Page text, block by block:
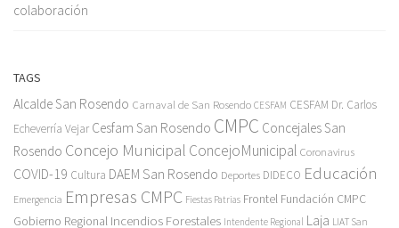
colaboración
TAGS
Alcalde San Rosendo Carnaval de San Rosendo CESFAM CESFAM Dr. Carlos
Echeverría Vejar Cesfam San Rosendo CMPC Concejales San
Rosendo Concejo Municipal ConcejoMunicipal Coronavirus
COVID-19 Cultura DAEM San Rosendo Deportes DIDECO Educación
Emergencia Empresas CMPC Fiestas Patrias Frontel Fundación CMPC
Gobierno Regional Incendios Forestales Intendente Regional Laja LIAT San